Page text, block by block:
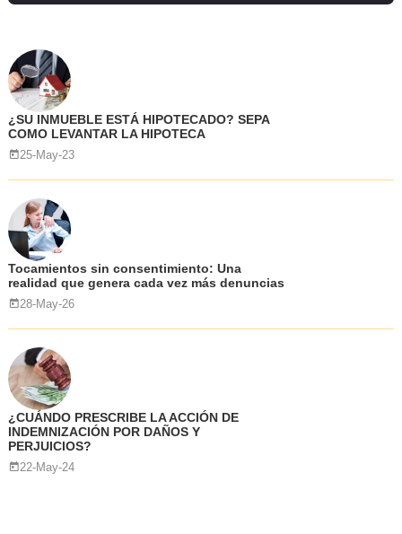
¿SU INMUEBLE ESTÁ HIPOTECADO? SEPA
COMO LEVANTAR LA HIPOTECA
25-May-23
Tocamientos sin consentimiento: Una
realidad que genera cada vez más denuncias
28-May-26
¿CUÁNDO PRESCRIBE LA ACCIÓN DE
INDEMNIZACIÓN POR DAÑOS Y
PERJUICIOS?
22-May-24